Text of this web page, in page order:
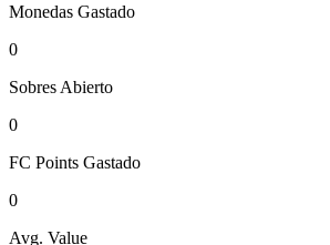
Monedas Gastado
0
Sobres Abierto
0
FC Points Gastado
0
Avg. Value